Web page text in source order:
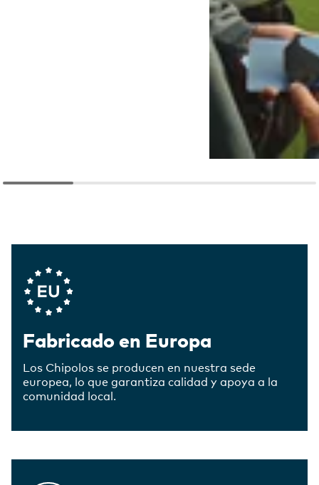
Company Values
Fabricado en Europa
Los Chipolos se producen en nuestra sede
europea, lo que garantiza calidad y apoya a la
comunidad local.